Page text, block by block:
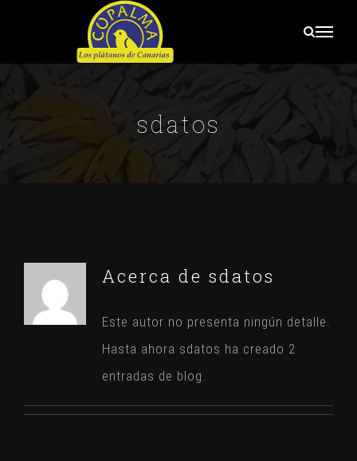
contenido
sdatos
Acerca de sdatos
Este autor no presenta ningún detalle.
Hasta ahora sdatos ha creado 2
entradas de blog.